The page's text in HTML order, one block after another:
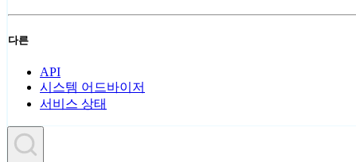
다른
API
시스템 어드바이저
서비스 상태